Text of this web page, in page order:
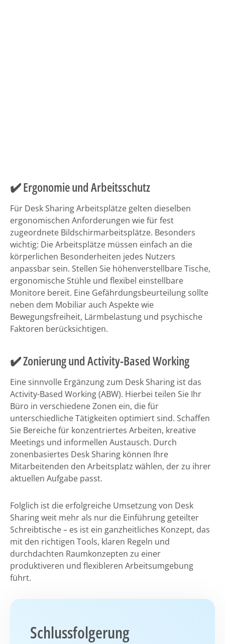
✔️ Ergonomie und Arbeitsschutz
Für Desk Sharing Arbeitsplätze gelten dieselben
ergonomischen Anforderungen wie für fest
zugeordnete Bildschirmarbeitsplätze. Besonders
wichtig: Die Arbeitsplätze müssen einfach an die
körperlichen Besonderheiten jedes Nutzers
anpassbar sein. Stellen Sie höhenverstellbare Tische,
ergonomische Stühle und flexibel einstellbare
Monitore bereit. Eine Gefährdungsbeurteilung sollte
neben dem Mobiliar auch Aspekte wie
Bewegungsfreiheit, Lärmbelastung und psychische
Faktoren berücksichtigen.
✔️ Zonierung und Activity-Based Working
Eine sinnvolle Ergänzung zum Desk Sharing ist das
Activity-Based Working (ABW). Hierbei teilen Sie Ihr
Büro in verschiedene Zonen ein, die für
unterschiedliche Tätigkeiten optimiert sind. Schaffen
Sie Bereiche für konzentriertes Arbeiten, kreative
Meetings und informellen Austausch. Durch
zonenbasiertes Desk Sharing können Ihre
Mitarbeitenden den Arbeitsplatz wählen, der zu ihrer
aktuellen Aufgabe passt.
Folglich ist die erfolgreiche Umsetzung von Desk
Sharing weit mehr als nur die Einführung geteilter
Schreibtische – es ist ein ganzheitliches Konzept, das
mit den richtigen Tools, klaren Regeln und
durchdachten Raumkonzepten zu einer
produktiveren und flexibleren Arbeitsumgebung
führt.
Schlussfolgerung